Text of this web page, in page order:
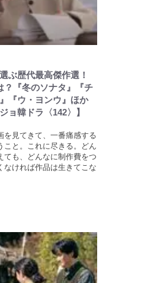
ぶ歴代最高傑作選！
？『冬のソナタ』『チ
『ウ・ヨンウ』ほか
ョ韓ドラ〈142〉】
を見てきて、一番痛感する
こと。これに尽きる。どん
ても、どんなに制作費をつ
なければ作品は生きてこな